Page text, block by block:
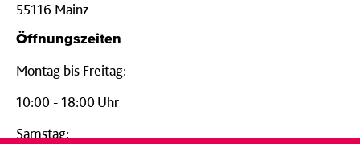
55116 Mainz
Öffnungszeiten
Montag bis Freitag:
10:00 - 18:00 Uhr
Samstag: